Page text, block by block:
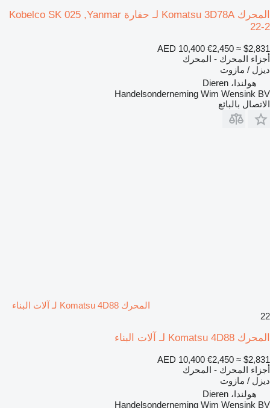
المحرك Komatsu 3D78A لـ حفارة Kobelco SK 025 ,Yanmar
22-2
AED 10,400 €2,450 ≈ $2,831
أجزاء المحرك - المحرك
ديزل / مازوت
هولندا، Dieren
Handelsonderneming Wim Wensink BV
الاتصال بالبائع
المحرك Komatsu 4D88 لـ آلات البناء
22
المحرك Komatsu 4D88 لـ آلات البناء
AED 10,400 €2,450 ≈ $2,831
أجزاء المحرك - المحرك
ديزل / مازوت
هولندا، Dieren
Handelsonderneming Wim Wensink BV